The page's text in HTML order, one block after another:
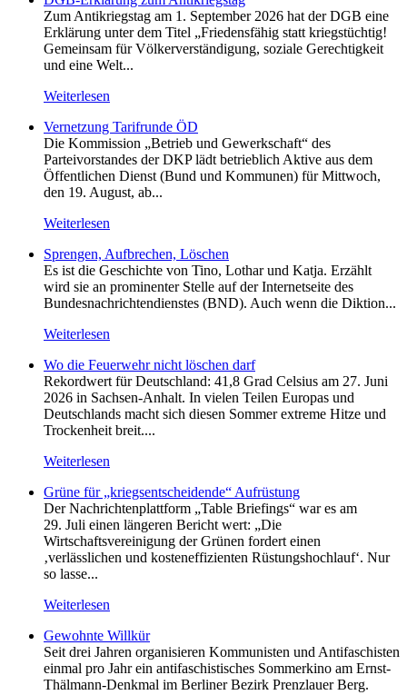
Zum Antikriegstag am 1. September 2026 hat der DGB eine
Erklärung unter dem Titel „Friedensfähig statt kriegstüchtig!
Gemeinsam für Völkerverständigung, soziale Gerechtigkeit
und eine Welt...
Weiterlesen
Vernetzung Tarifrunde ÖD
Die Kommission „Betrieb und Gewerkschaft“ des
Parteivorstandes der DKP lädt betrieblich Aktive aus dem
Öffentlichen Dienst (Bund und Kommunen) für Mittwoch,
den 19. August, ab...
Weiterlesen
Sprengen, Aufbrechen, Löschen
Es ist die Geschichte von Tino, Lothar und Katja. Erzählt
wird sie an prominenter Stelle auf der Internetseite des
Bundesnachrichtendienstes (BND). Auch wenn die Diktion...
Weiterlesen
Wo die Feuerwehr nicht löschen darf
Rekordwert für Deutschland: 41,8 Grad Celsius am 27. Juni
2026 in Sachsen-Anhalt. In vielen Teilen Europas und
Deutschlands macht sich diesen Sommer extreme Hitze und
Trockenheit breit....
Weiterlesen
Grüne für „kriegsentscheidende“ Aufrüstung
Der Nachrichtenplattform „Table Briefings“ war es am
29. Juli einen längeren Bericht wert: „Die
Wirtschaftsvereinigung der Grünen fordert einen
‚verlässlichen und kosteneffizienten Rüstungshochlauf‘. Nur
so lasse...
Weiterlesen
Gewohnte Willkür
Seit drei Jahren organisieren Kommunisten und Antifaschisten
einmal pro Jahr ein antifaschistisches Sommerkino am Ernst-
Thälmann-Denkmal im Berliner Bezirk Prenzlauer Berg.